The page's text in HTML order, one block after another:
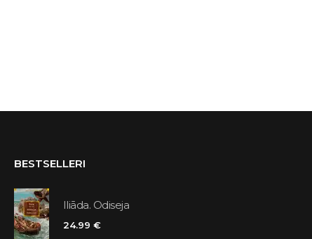
BESTSELLERI
Iliāda. Odiseja
24.99 €